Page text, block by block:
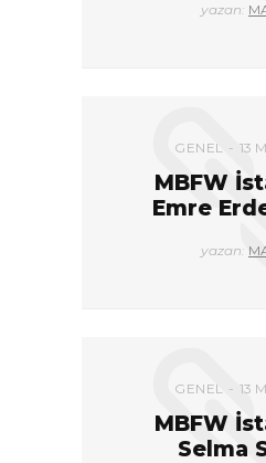
yazan:
GENEL 13
MBFW
Emre
yazan:
GENEL 13
MBFW
Selma